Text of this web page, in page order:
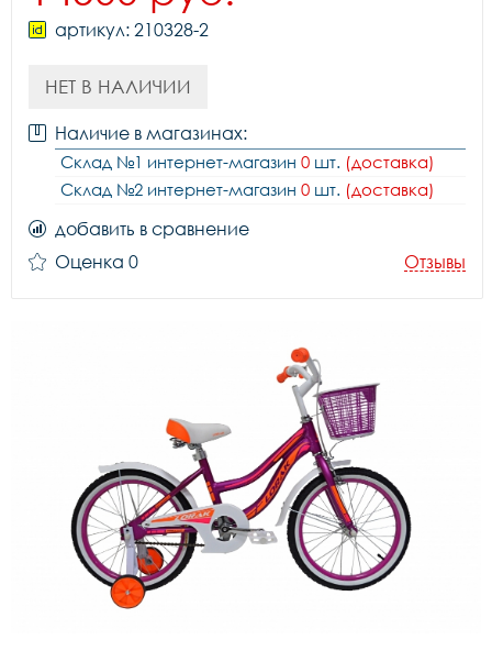
артикул: 210328-2
НЕТ В НАЛИЧИИ
Наличие в магазинах:
Склад №1 интернет-магазин 0 шт. (доставка)
Склад №2 интернет-магазин 0 шт. (доставка)
добавить в сравнение
Оценка 0
Отзывы